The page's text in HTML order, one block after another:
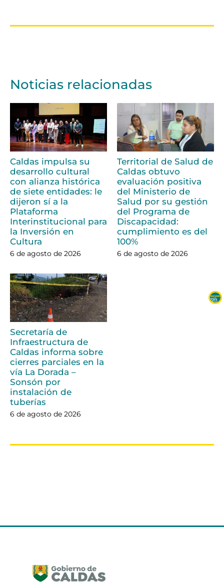
Noticias relacionadas
Caldas impulsa su
desarrollo cultural
con alianza histórica
de siete entidades: le
dijeron sí a la
Plataforma
Interinstitucional para
la Inversión en
Cultura
6 de agosto de 2026
Territorial de Salud de
Caldas obtuvo
evaluación positiva
del Ministerio de
Salud por su gestión
del Programa de
Discapacidad:
cumplimiento es del
100%
6 de agosto de 2026
Secretaría de
Infraestructura de
Caldas informa sobre
cierres parciales en la
vía La Dorada –
Sonsón por
instalación de
tuberías
6 de agosto de 2026